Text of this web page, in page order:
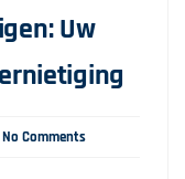
Uw
No Comments